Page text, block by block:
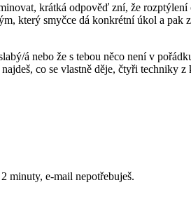
krátká odpověď zní, že
který smyčce dá konkrétní úkol a pak
á nebo že s tebou něco není v
co se vlastně děje, čtyři techniky
e-mail nepotřebuješ.